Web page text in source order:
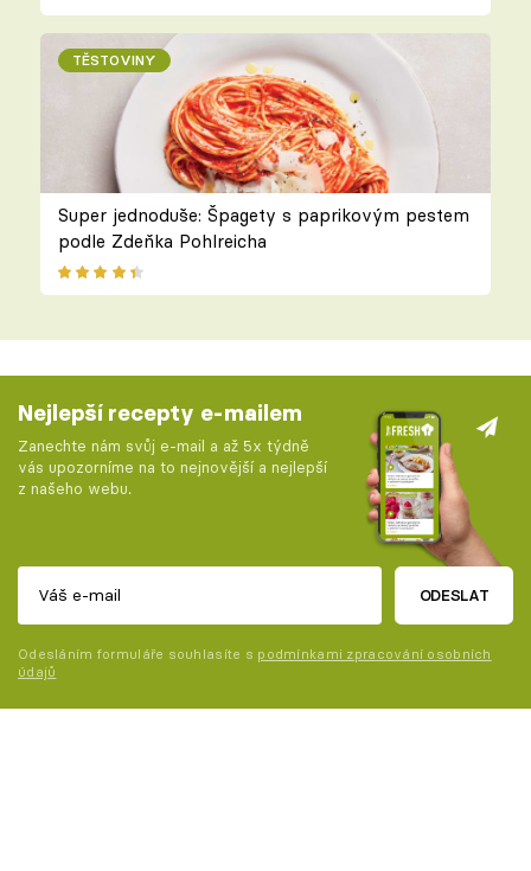
TĚSTOVINY
Super jednoduše: Špagety s paprikovým pestem
podle Zdeňka Pohlreicha
Nejlepší recepty e-mailem
Zanechte nám svůj e-mail a až 5x týdně
vás upozorníme na to nejnovější a nejlepší
z našeho webu.
ODESLAT
Odesláním formuláře souhlasíte s podmínkami zpracování osobních
údajů